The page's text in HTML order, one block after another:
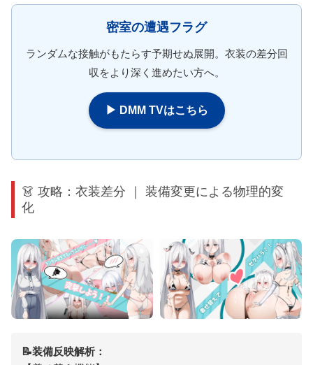
密室の遭遇フラグ
ランダムな接触がもたらす予期せぬ展開。衣装の差分回
収をより深く進めたい方へ。
▶ DMM TVはこちら
👗 攻略：衣装差分 ｜ 装備変更による物理的変
化
📝装備反映解析：